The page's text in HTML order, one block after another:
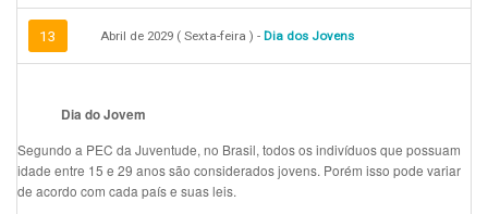
13 Abril de 2029 ( Sexta-feira ) - Dia dos Jovens
Dia do Jovem
Segundo a PEC da Juventude, no Brasil, todos os indivíduos que possuam
idade entre 15 e 29 anos são considerados jovens. Porém isso pode variar
de acordo com cada país e suas leis.